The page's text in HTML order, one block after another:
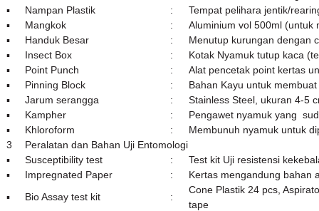
▪
Nampan Plastik :
Tempat pelihara jentik/
▪
Mangkok :
Aluminium vol 500ml (untuk
▪
Handuk Besar :
Menutup kurungan dengan
▪
Insect Box :
Kotak Nyamuk tutup kaca
▪
Point Punch :
Alat pencetak point kertas
▪
Pinning Block :
Bahan Kayu untuk
▪
Jarum serangga :
Stainless Steel, ukuran 4-5
▪
Kampher :
Pengawet nyamuk yang
▪
Khloroform :
Membunuh nyamuk untuk
3
Peralatan dan Bahan Uji Entomologi
▪
Susceptibility test :
Test kit Uji resistensi
▪
Impregnated Paper :
Kertas mengandung bahan
▪
Bio Assay test kit :
Cone Plastik 24 pcs,
tape